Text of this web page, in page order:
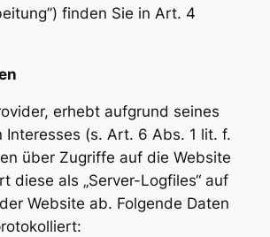
finden Sie in Art. 4
erhebt aufgrund seines
Interesses (s. Art. 6 Abs. 1 lit. f.
über Zugriffe auf die Website
diese als „Server-Logfiles“ auf
Website ab. Folgende Daten